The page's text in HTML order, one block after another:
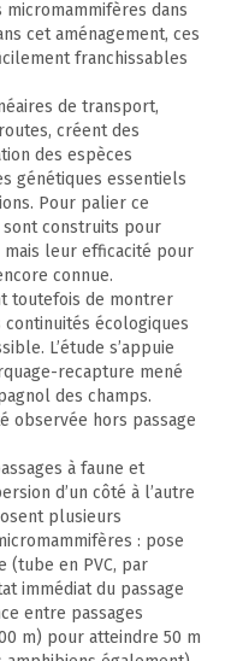
dans
cet aménagement, ces
franchissables
de transport,
créent des
des espèces
génétiques essentiels
Pour palier ce
sont construits pour
mais leur efficacité pour
connue.
toutefois de montrer
écologiques
L’étude s’appuie
recapture mené
des champs.
observée hors passage
à faune et
d’un côté à l’autre
plusieurs
: pose
(tube en PVC, par
immédiat du passage
entre passages
m) pour atteindre 50 m